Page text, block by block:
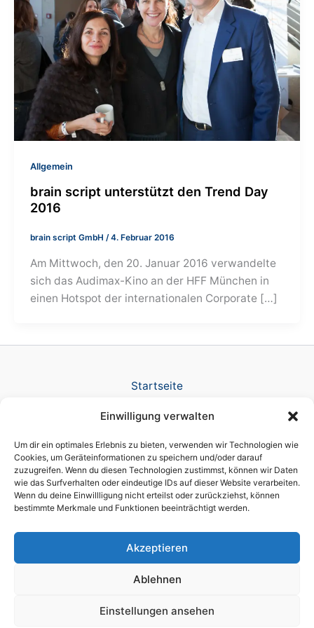
Einwilligung verwalten
Um dir ein optimales Erlebnis zu bieten, verwenden wir Technologien wie
Cookies, um Geräteinformationen zu speichern und/oder darauf
zuzugreifen. Wenn du diesen Technologien zustimmst, können wir Daten
wie das Surfverhalten oder eindeutige IDs auf dieser Website verarbeiten.
Wenn du deine Einwillligung nicht erteilst oder zurückziehst, können
bestimmte Merkmale und Funktionen beeinträchtigt werden.
Akzeptieren
Ablehnen
Einstellungen ansehen
Allgemein
brain script unterstützt den Trend Day
2016
brain script GmbH/4. Februar 2016
Am Mittwoch, den 20. Januar 2016 verwandelte
sich das Audimax-Kino an der HFF München in
einen Hotspot der internationalen Corporate […]
Startseite
TV Produktion
News
Referenzen
Awards
Company
Datenschutz
Impressum